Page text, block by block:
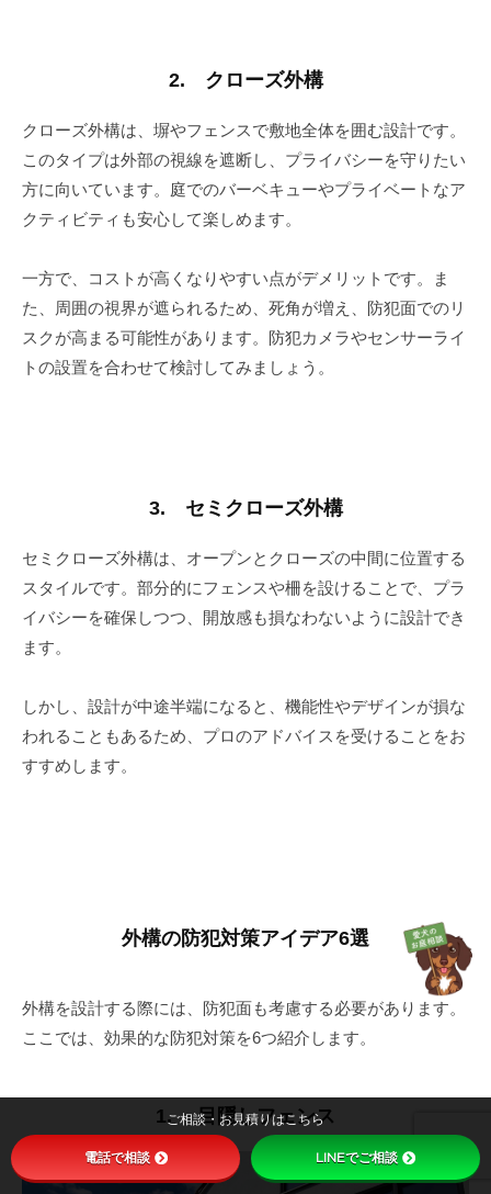
2. クローズ外構
クローズ外構は、塀やフェンスで敷地全体を囲む設計です。
このタイプは外部の視線を遮断し、プライバシーを守りたい
方に向いています。庭でのバーベキューやプライベートなア
クティビティも安心して楽しめます。
一方で、コストが高くなりやすい点がデメリットです。ま
た、周囲の視界が遮られるため、死角が増え、防犯面でのリ
スクが高まる可能性があります。防犯カメラやセンサーライ
トの設置を合わせて検討してみましょう。
3. セミクローズ外構
セミクローズ外構は、オープンとクローズの中間に位置する
スタイルです。部分的にフェンスや柵を設けることで、プラ
イバシーを確保しつつ、開放感も損なわないように設計でき
ます。
しかし、設計が中途半端になると、機能性やデザインが損な
われることもあるため、プロのアドバイスを受けることをお
すすめします。
外構の防犯対策アイデア6選
外構を設計する際には、防犯面も考慮する必要があります。
ここでは、効果的な防犯対策を6つ紹介します。
1. 目隠しフェンス
ご相談・お見積りはこちら
電話で相談 LINEでご相談